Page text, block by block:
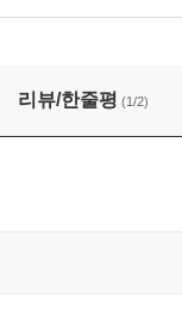
리뷰/한줄평 (1/2)